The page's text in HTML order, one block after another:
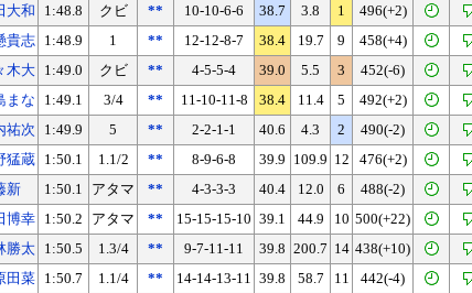
大和 1:48.8 クビ ** 10-10-6-6 38.7 3.8 1
496(+2)
貴志 1:48.9 1 ** 12-12-8-7 38.4 19.7 9
458(+4)
木大 1:49.0 クビ ** 4-5-5-4 39.0 5.5 3
452(-6)
まな 1:49.1 3/4 ** 11-10-11-8 38.4 11.4 5
492(+2)
祐次 1:49.9 5 ** 2-2-1-1 40.6 4.3 2
490(-2)
猛蔵 1:50.1 1.1/2 ** 8-9-6-8 39.9 109.9 12
476(+2)
新 1:50.1 アタマ ** 4-3-3-3 40.4 12.0 6
488(-2)
博幸 1:50.2 アタマ ** 15-15-15-10 39.1 44.9 10 500(+22)
勝太 1:50.5 1.3/4 ** 9-7-11-11 39.8 200.7 14 438(+10)
田菜 1:50.7 1.1/4 ** 14-14-13-11 39.8 58.7 11
442(-4)